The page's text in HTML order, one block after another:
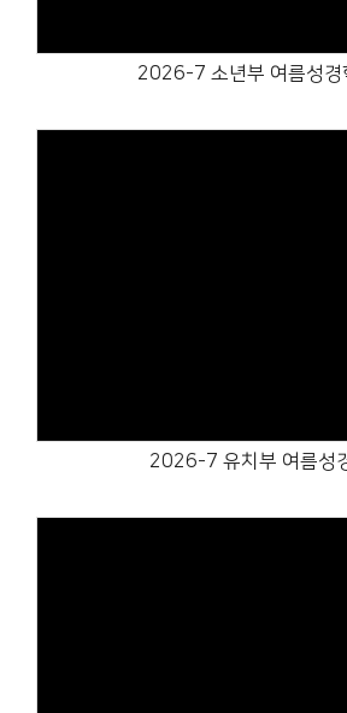
2026-7 소년부 여름성경
2026-7 유치부 여름성